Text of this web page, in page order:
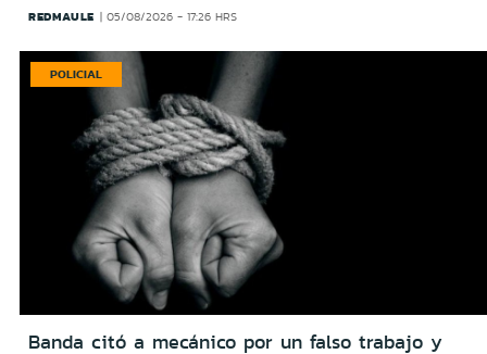
REDMAULE 05/08/2026 - 17:26 HRS
POLICIAL
Banda citó a mecánico por un falso trabajo y